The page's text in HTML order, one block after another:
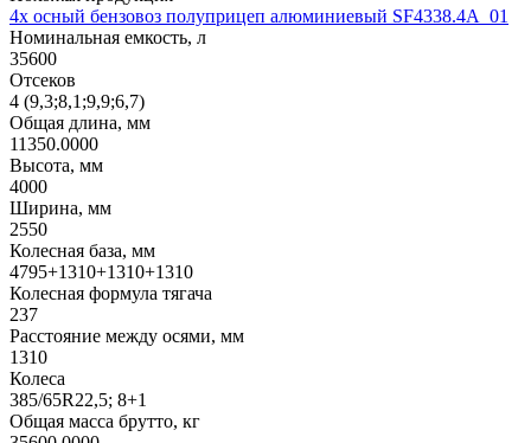
4х осный бензовоз полуприцеп алюминиевый SF4338.4A_01
Номинальная емкость, л
35600
Отсеков
4 (9,3;8,1;9,9;6,7)
Общая длина, мм
11350.0000
Высота, мм
4000
Ширина, мм
2550
Колесная база, мм
4795+1310+1310+1310
Колесная формула тягача
237
Расстояние между осями, мм
1310
Колеса
385/65R22,5; 8+1
Общая масса брутто, кг